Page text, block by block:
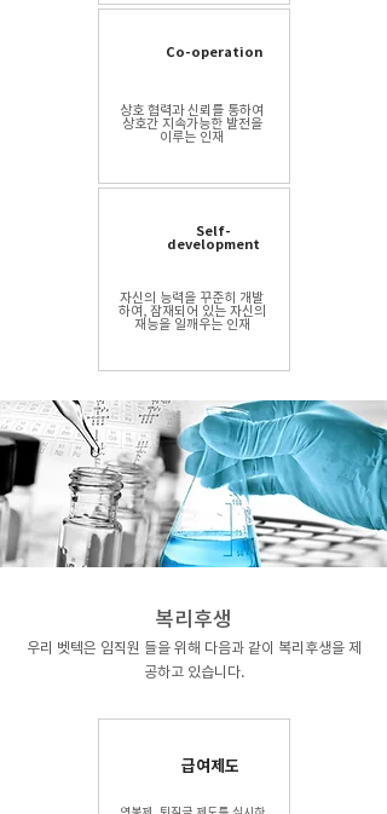
Co-operation
상호 협력과 신뢰를 통하여
상호간 지속가능한 발전을
이루는 인재
Self-
development
자신의 능력을 꾸준히 개발
하여, 잠재되어 있는 자신의
재능을 일깨우는 인재
복리후생​
우리 벳텍은 임직원 들을 위해 다음과 같이 복리후생을 제
공하고 있습니다.
급여제도
연봉제, 퇴직금 제도를 실시하